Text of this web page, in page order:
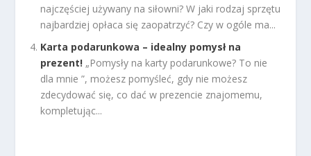
najczęściej używany na siłowni? W jaki rodzaj sprzętu
najbardziej opłaca się zaopatrzyć? Czy w ogóle ma...
Karta podarunkowa – idealny pomysł na
prezent! „Pomysły na karty podarunkowe? To nie
dla mnie ”, możesz pomyśleć, gdy nie możesz
zdecydować się, co dać w prezencie znajomemu,
kompletując...